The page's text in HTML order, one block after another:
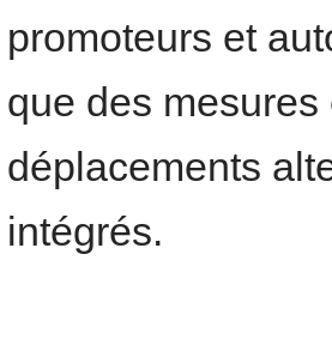
promoteurs et
que des
déplacements
intégrés.